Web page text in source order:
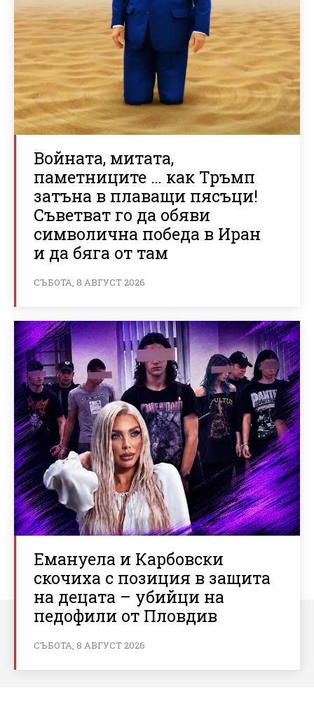
Войната, митата,
паметниците … как Тръмп
затъна в плаващи пясъци!
Съветват го да обяви
символична победа в Иран
и да бяга от там
СЪБОТА, 8 АВГУСТ 2026
Емануела и Карбовски
скочиха с позиция в защита
на децата – убийци на
педофили от Пловдив
СЪБОТА, 8 АВГУСТ 2026